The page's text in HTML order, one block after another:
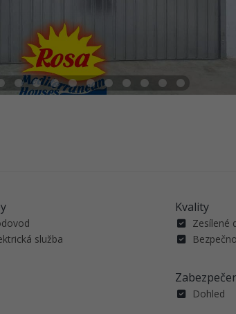
služba
Kvality
Zesílené
Dohled